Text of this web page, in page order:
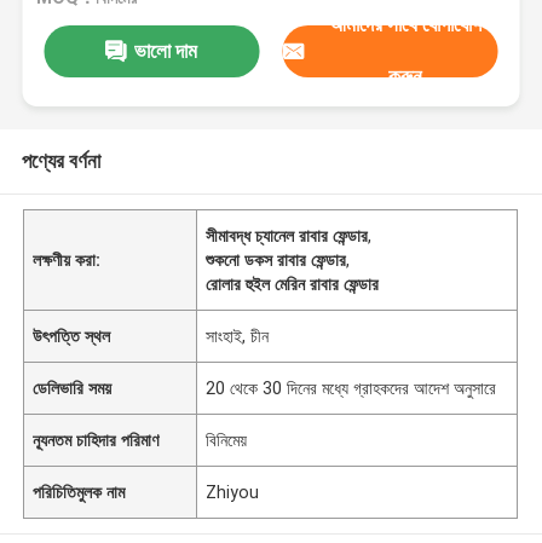
ভালো দাম
আমাদের সাথে যোগাযোগ
করুন
পণ্যের বর্ণনা
লক্ষণীয় করা:
সীমাবদ্ধ চ্যানেল রাবার ফেন্ডার,
শুকনো ডকস রাবার ফেন্ডার,
রোলার হুইল মেরিন রাবার ফেন্ডার
উৎপত্তি স্থল সাংহাই, চীন
ডেলিভারি সময় 20 থেকে 30 দিনের মধ্যে গ্রাহকদের আদেশ অনুসারে
ন্যূনতম চাহিদার পরিমাণ বিনিমেয়
পরিচিতিমুলক নাম Zhiyou